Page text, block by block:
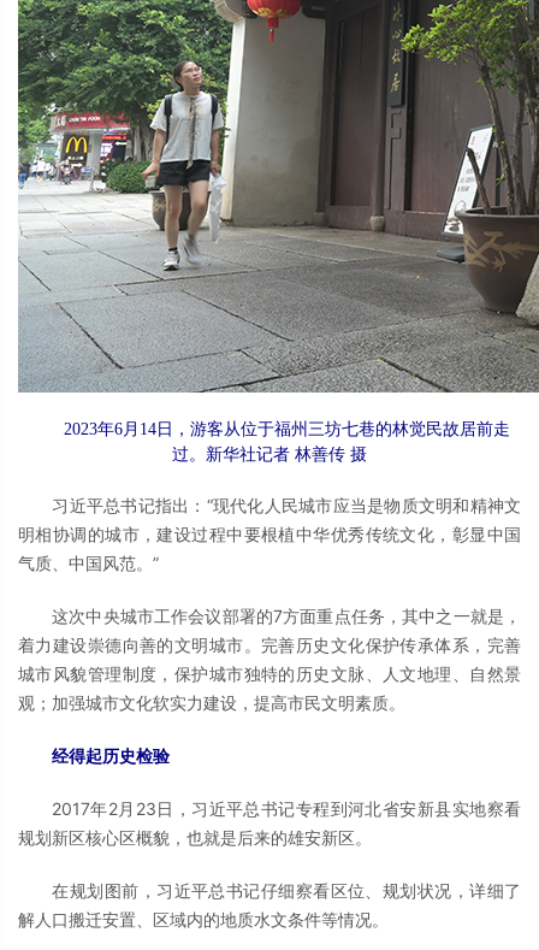
2023年6月14日，游客从位于福州三坊七巷的林觉民故居前走
过。新华社记者 林善传 摄
习近平总书记指出：“现代化人民城市应当是物质文明和精神文
明相协调的城市，建设过程中要根植中华优秀传统文化，彰显中国
气质、中国风范。”
这次中央城市工作会议部署的7方面重点任务，其中之一就是，
着力建设崇德向善的文明城市。完善历史文化保护传承体系，完善
城市风貌管理制度，保护城市独特的历史文脉、人文地理、自然景
观；加强城市文化软实力建设，提高市民文明素质。
经得起历史检验
2017年2月23日，习近平总书记专程到河北省安新县实地察看
规划新区核心区概貌，也就是后来的雄安新区。
在规划图前，习近平总书记仔细察看区位、规划状况，详细了
解人口搬迁安置、区域内的地质水文条件等情况。